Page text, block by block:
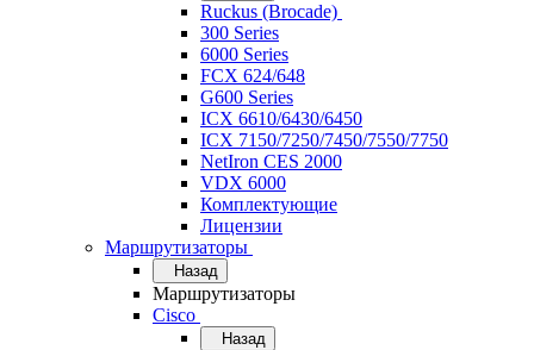
Ruckus (Brocade)
300 Series
6000 Series
FCX 624/648
G600 Series
ICX 6610/6430/6450
ICX 7150/7250/7450/7550/7750
NetIron CES 2000
VDX 6000
Комплектующие
Лицензии
Маршрутизаторы
Назад
Маршрутизаторы
Cisco
Назад